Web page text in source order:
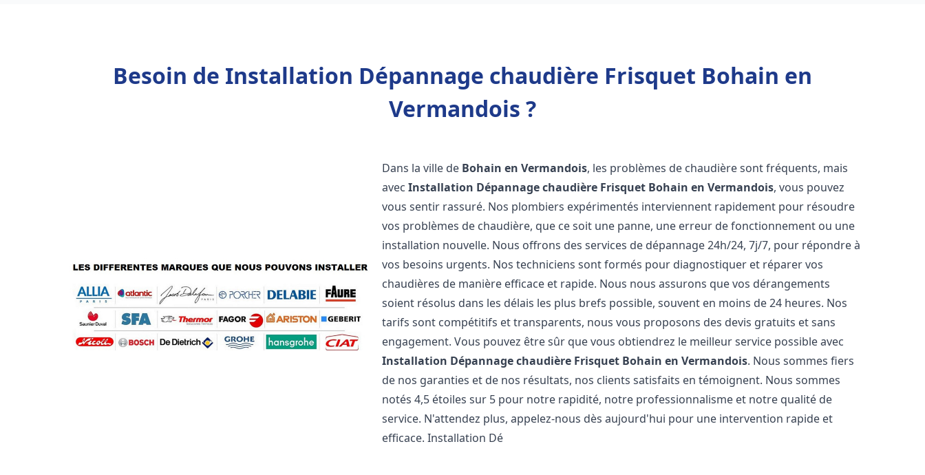
Besoin de Installation Dépannage chaudière Frisquet Bohain en
Vermandois ?
Dans la ville de Bohain en Vermandois, les problèmes de chaudière sont fréquents, mais
avecInstallation Dépannage chaudière Frisquet Bohain en Vermandois, vous pouvez
vous sentir rassuré. Nos plombiers expérimentés interviennent rapidement pour résoudre
vos problèmes de chaudière, que ce soit une panne, une erreur de fonctionnement ou une
installation nouvelle. Nous offrons des services de dépannage 24h/24, 7j/7, pour répondre à
vos besoins urgents. Nos techniciens sont formés pour diagnostiquer et réparer vos
chaudières de manière efficace et rapide. Nous nous assurons que vos dérangements
soient résolus dans les délais les plus brefs possible, souvent en moins de 24 heures. Nos
tarifs sont compétitifs et transparents, nous vous proposons des devis gratuits et sans
engagement. Vous pouvez être sûr que vous obtiendrez le meilleur service possible avec
Installation Dépannage chaudière Frisquet Bohain en Vermandois. Nous sommes fiers
de nos garanties et de nos résultats, nos clients satisfaits en témoignent. Nous sommes
notés 4,5 étoiles sur 5 pour notre rapidité, notre professionnalisme et notre qualité de
service. N'attendez plus, appelez-nous dès aujourd'hui pour une intervention rapide et
efficace. Installation Dé